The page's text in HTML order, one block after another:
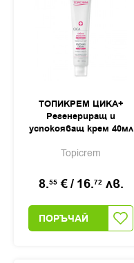
ТОПИКРЕМ ЦИКА+
Регенериращ и
успокояващ крем 40мл
Topicrem
8.55 €/ 16.72 лв.
ПОРЪЧАЙ